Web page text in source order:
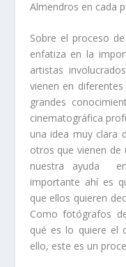
Almendros en cada
Sobre el proceso
enfatiza en la
artistas
vienen en
grandes
cinematográfica
una idea muy clara
otros que vienen de
nuestra ayuda
importante ahí es
que ellos quieren
Como fotógrafos
qué es lo quiere el
ello, este es un